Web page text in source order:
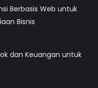
Berbasis Web untuk
Bisnis
dan Keuangan untuk